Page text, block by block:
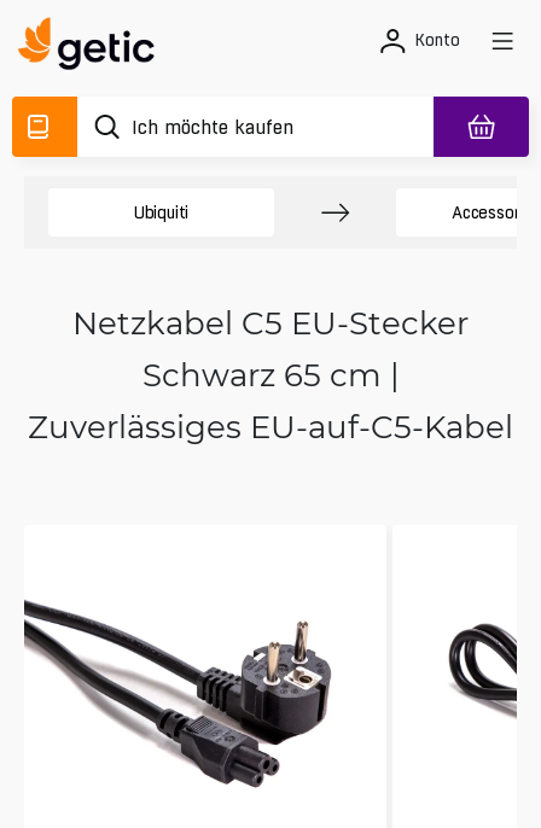
Konto
Ubiquiti Accessory
Netzkabel C5 EU-Stecker
Schwarz 65 cm |
Zuverlässiges EU-auf-C5-Kabel